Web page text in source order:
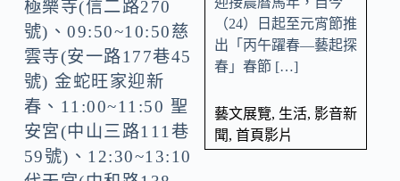
極樂寺(信二路270
號)、09:50~10:50慈
雲寺(安一路177巷45
號) 金蛇旺家迎新
春、11:00~11:50 聖
安宮(中山三路111巷
59號)、12:30~13:10
（24）日起至元宵節推
出「丙午躍春—藝起探
春」春節 […]
藝文展覽, 生活, 影音新
聞, 首頁影片